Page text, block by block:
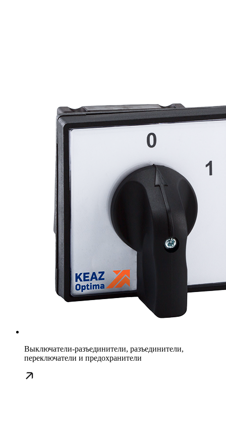
Выключатели-разъединители, разъединители,
переключатели и предохранители